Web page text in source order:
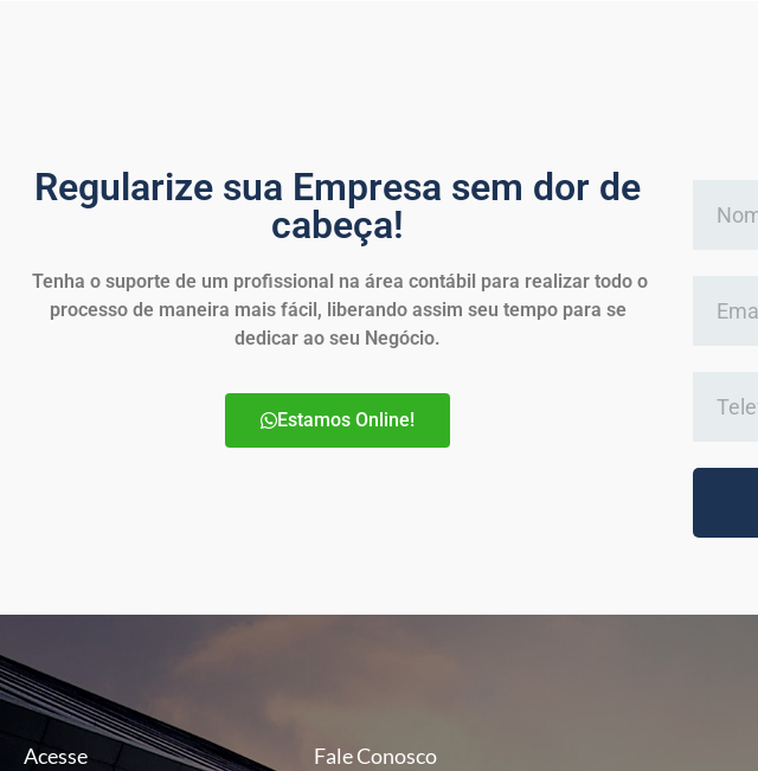
Regularize sua Empresa sem dor de
cabeça!
Tenha o suporte de um profissional na área contábil para realizar todo o
processo de maneira mais fácil, liberando assim seu tempo para se
dedicar ao seu Negócio.
Estamos Online!
Acesse Fale Conosco